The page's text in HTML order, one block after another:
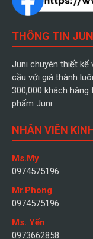
THÔNG TIN
Juni chuyên thiết kế
cầu với giá thành
300,000 khách
phẩm Juni.
NHÂN VIÊN
Ms.My
0974575196
Mr.Phong
0974575196
Ms. Yến
0973662858